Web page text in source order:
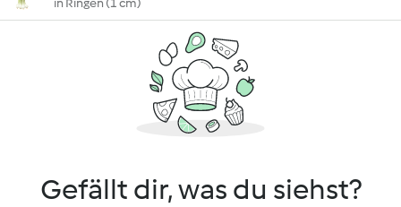
in Ringen (1 cm)
Gefällt dir, was du siehst?